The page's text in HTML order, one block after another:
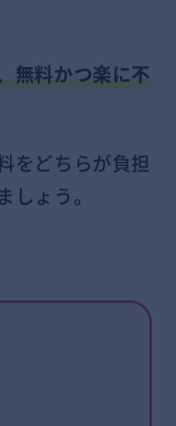
無料かつ楽に不
をどちらが負担
ょう。